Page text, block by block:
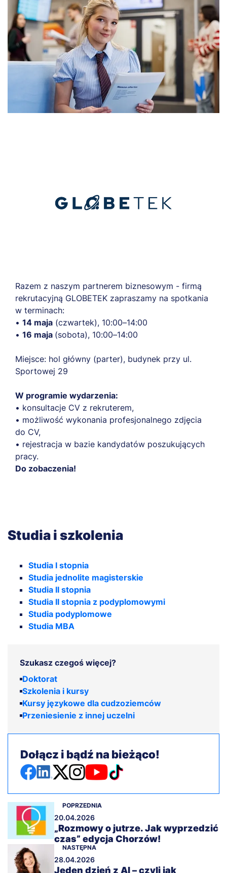
Razem z naszym partnerem biznesowym - firmą
rekrutacyjną GLOBETEK zapraszamy na spotkania
w terminach:
• 14 maja (czwartek), 10:00–14:00
• 16 maja (sobota), 10:00–14:00
Miejsce: hol główny (parter), budynek przy ul.
Sportowej 29
W programie wydarzenia:
• konsultacje CV z rekruterem,
• możliwość wykonania profesjonalnego zdjęcia
do CV,
• rejestracja w bazie kandydatów poszukujących
pracy.
Do zobaczenia!
Studia i szkolenia
Studia I stopnia
Studia jednolite magisterskie
Studia II stopnia
Studia II stopnia z podyplomowymi
Studia podyplomowe
Studia MBA
Szukasz czegoś więcej?
Doktorat
Szkolenia i kursy
Kursy językowe dla cudzoziemców
Przeniesienie z innej uczelni
Dołącz i bądź na bieżąco!
POPRZEDNIA
20.04.2026
„Rozmowy o jutrze. Jak wyprzedzić
czas” edycja Chorzów!
NASTĘPNA
28.04.2026
Jeden dzień z AI – czyli jak